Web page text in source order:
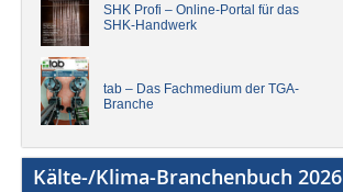
SHK Profi – Online-Portal für das
SHK-Handwerk
tab – Das Fachmedium der TGA-
Branche
Kälte-/Klima-Branchenbuch 2026